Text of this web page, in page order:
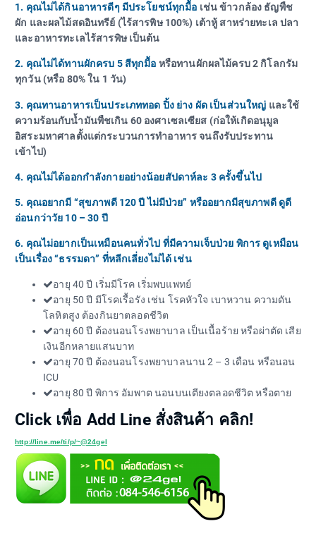
1. คุณไม่ได้กินอาหารดีๆ มีประโยชน์ทุกมื้อ เช่น ข้าวกล้อง ธัญพืช
ผัก และผลไม้สดอินทรีย์ (ไร้สารพิษ 100%) เต้าหู้ สาหร่ายทะเล ปลา
และอาหารทะเลไร้สารพิษ เป็นต้น
2. คุณไม่ได้ทานผักครบ 5 สีทุกมื้อ หรือทานผักผลไม้ครบ 2 กิโลกรัม
ทุกวัน (หรือ 80% ใน 1 วัน)
3. คุณทานอาหารเป็นประเภททอด ปิ้ง ย่าง ผัด เป็นส่วนใหญ่ และใช้
ความร้อนกับน้ำมันพืชเกิน 60 องศาเซลเซียส (ก่อให้เกิดอนุมูล
อิสระมหาศาลตั้งแต่กระบวนการทำอาหาร จนถึงรับประทาน
เข้าไป)
4. คุณไม่ได้ออกกำลังกายอย่างน้อยสัปดาห์ละ 3 ครั้งขึ้นไป
5. คุณอยากมี “สุขภาพดี 120 ปี ไม่มีป่วย” หรืออยากมีสุขภาพดี ดูดี
อ่อนกว่าวัย 10 – 30 ปี
6. คุณไม่อยากเป็นเหมือนคนทั่วไป ที่มีความเจ็บป่วย พิการ ดูเหมือน
เป็นเรื่อง “ธรรมดา” ที่หลีกเลี่ยงไม่ได้ เช่น
อายุ 40 ปี เริ่มมีโรค เริ่มพบแพทย์
อายุ 50 ปี มีโรคเรื้อรัง เช่น โรคหัวใจ เบาหวาน ความดัน
โลหิตสูง ต้องกินยาตลอดชีวิต
อายุ 60 ปี ต้องนอนโรงพยาบาล เป็นเนื้อร้าย หรือผ่าตัด เสีย
เงินอีกหลายแสนบาท​
อายุ 70 ปี ต้องนอนโรงพยาบาลนาน 2 – 3 เดือน หรือนอน
ICU
อายุ 80 ปี พิการ อัมพาต นอนบนเตียงตลอดชีวิต หรือตาย
Click เพื่อ Add Line สั่งสินค้า คลิก!
http://line.me/ti/p/~@24gel